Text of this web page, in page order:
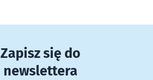
Zapisz się do
newslettera